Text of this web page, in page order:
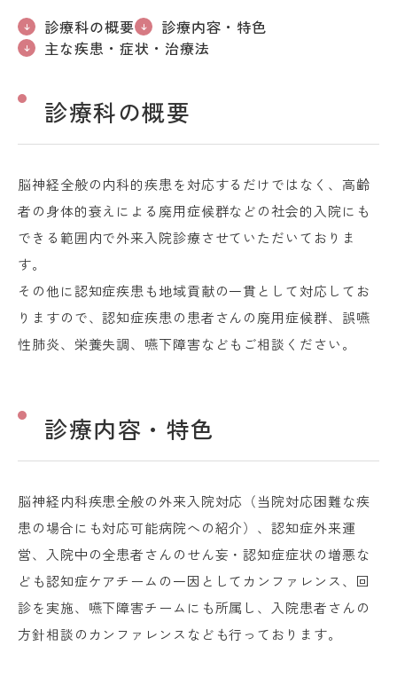
診療科の概要
診療内容・特色
主な疾患・症状・治療法
診療科の概要
脳神経全般の内科的疾患を対応するだけではなく、高齢
者の身体的衰えによる廃用症候群などの社会的入院にも
できる範囲内で外来入院診療させていただいておりま
す。
その他に認知症疾患も地域貢献の一貫として対応してお
りますので、認知症疾患の患者さんの廃用症候群、誤嚥
性肺炎、栄養失調、嚥下障害などもご相談ください。
診療内容・特色
脳神経内科疾患全般の外来入院対応（当院対応困難な疾
患の場合にも対応可能病院への紹介）、認知症外来運
営、入院中の全患者さんのせん妄・認知症症状の増悪な
ども認知症ケアチームの一因としてカンファレンス、回
診を実施、嚥下障害チームにも所属し、入院患者さんの
方針相談のカンファレンスなども行っております。